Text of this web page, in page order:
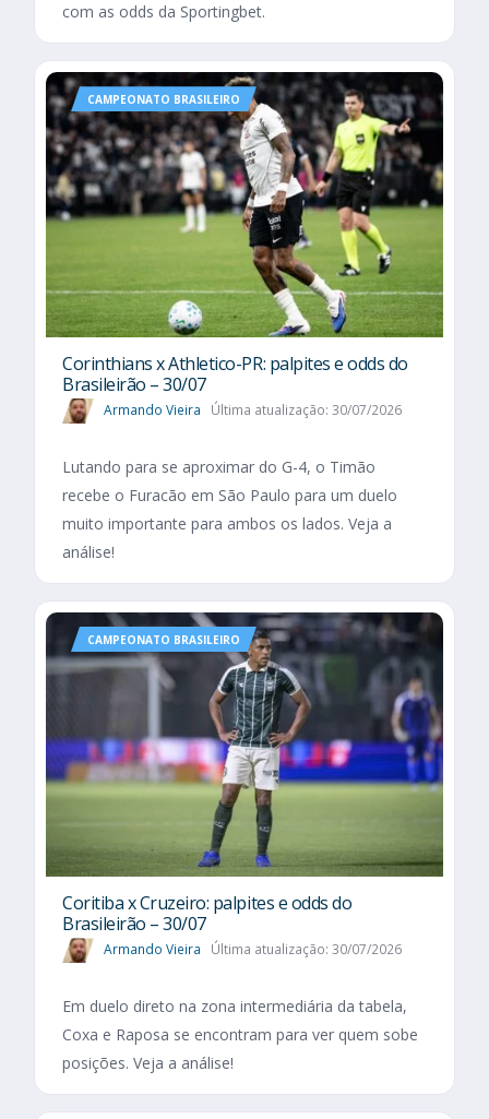
com as odds da Sportingbet.
CAMPEONATO BRASILEIRO
Corinthians x Athletico-PR: palpites e odds do
Brasileirão – 30/07
Armando Vieira Última atualização: 30/07/2026
Lutando para se aproximar do G-4, o Timão
recebe o Furacão em São Paulo para um duelo
muito importante para ambos os lados. Veja a
análise!
CAMPEONATO BRASILEIRO
Coritiba x Cruzeiro: palpites e odds do
Brasileirão – 30/07
Armando Vieira Última atualização: 30/07/2026
Em duelo direto na zona intermediária da tabela,
Coxa e Raposa se encontram para ver quem sobe
posições. Veja a análise!